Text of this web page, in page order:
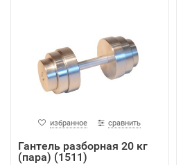
избранное сравнить
Гантель разборная 20 кг
(пара) (1511)